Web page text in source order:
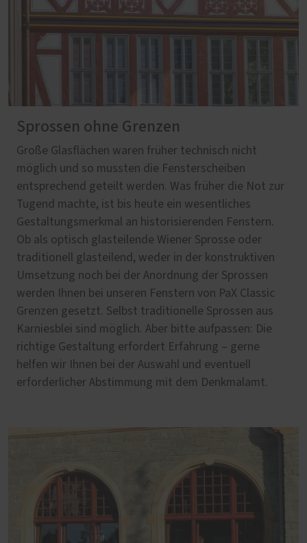
Sprossen ohne Grenzen
Große Glasflächen waren früher technisch nicht
möglich und so mussten die Fensterscheiben
entsprechend geteilt werden. Was früher die Not zur
Tugend machte, ist bis heute ein wesentliches
Gestaltungsmerkmal an historisierenden Fenstern.
Ob als optisch glasteilende Wiener Sprosse oder
traditionell glasteilend, weder in der konstruktiven
Umsetzung noch bei der Anordnung der Sprossen
werden Ihnen bei unseren Fenstern von PaX Classic
Grenzen gesetzt. Selbst traditionelle Sprossen aus
Karniesblei sind möglich. Aber bitte aufpassen: Die
richtige Gestaltung erfordert Erfahrung – gerne
helfen wir Ihnen bei der Auswahl und eventuell
erforderlicher Abstimmung mit dem Denkmalamt.